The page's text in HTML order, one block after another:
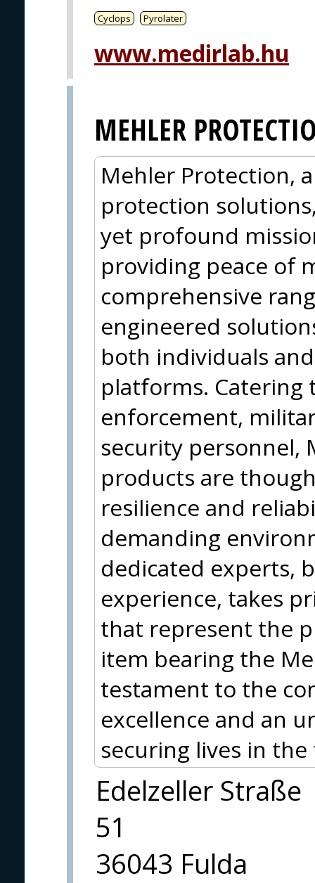
Cyclops Pyrolater
www.medirlab.hu
MEHLER
Mehler Protection,
protection
yet profound
providing peace of
comprehensive
engineered
both individuals
platforms. Catering
enforcement,
security personnel,
products are
resilience and
demanding
dedicated experts,
experience, takes
that represent the
item bearing the
testament to the
excellence and an
securing lives in
Edelzeller Straße
51
36043 Fulda